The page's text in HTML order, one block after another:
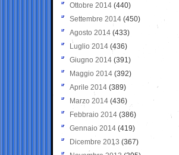
Ottobre 2014 (440)
Settembre 2014 (450)
Agosto 2014 (433)
Luglio 2014 (436)
Giugno 2014 (391)
Maggio 2014 (392)
Aprile 2014 (389)
Marzo 2014 (436)
Febbraio 2014 (386)
Gennaio 2014 (419)
Dicembre 2013 (367)